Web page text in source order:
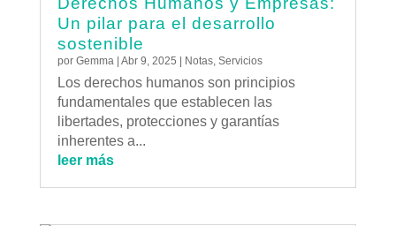
Un pilar para el desarrollo
sostenible
por Gemma| Abr 9, 2025 Notas, Servicios
Los derechos humanos son principios
fundamentales que establecen las
libertades, protecciones y garantías
inherentes a...
leer más